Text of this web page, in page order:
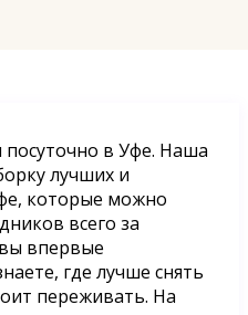
посуточно в Уфе. Наша
лучших и
которые можно
всего за
впервые
где лучше снять
переживать. На